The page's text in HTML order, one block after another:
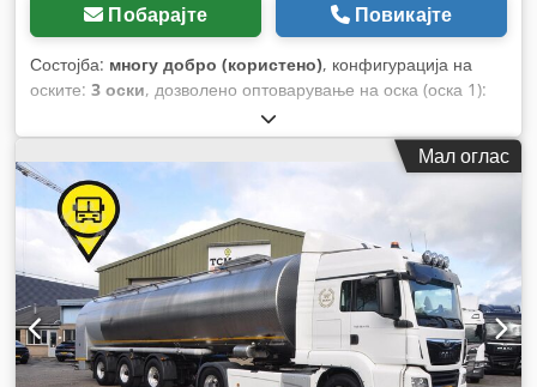
Побарајте Повикајте
Состојба: многу добро (користено), конфигурација на
оските: 3 оски, дозволено оптоварување на оска (оска 1):
, дозволено оптоварување на оската (оска 2):
кг, дозволено оптоварување на оска (оска 3):9.000 кг, прва
регистрација:07/2015, должина на товарниот простор:
11.150 мм, ширина на товарниот простор:
на просторот за товарење:3.800 мм
простор:39 m³ , вкупна должина:11.590 мм, вкупна
ширина:2.550 мм , суспензија:друго
, големина на гумата:
385/65 R22,5, меѓуоскино растојание: 7.810 мм, Година на
изградба:2015, Опрема:ABS,
Мал оглас